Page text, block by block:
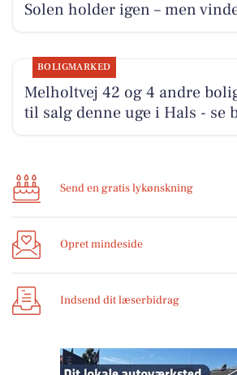
Solen holder igen – men
BOLIGMARKED
Melholtvej 42 og 4 andre
til salg denne uge i Hals - se
Send en gratis lykønskning
Opret mindeside
Indsend dit læserbidrag